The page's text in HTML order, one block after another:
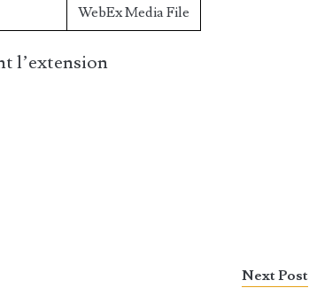
WebEx Media File
l’extension
Next Post